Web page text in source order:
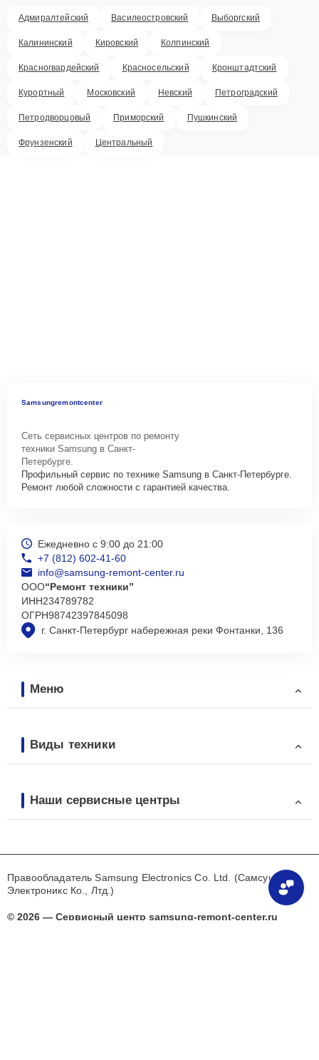
Адмиралтейский Василеостровский Выборгский
Калининский Кировский Колпинский
Красногвардейский Красносельский Кронштадтский
Курортный Московский Невский Петроградский
Петродворцовый Приморский Пушкинский
Фрунзенский Центральный
Samsungremontcenter
Сеть сервисных центров по ремонту
техники Samsung в Санкт-
Петербурге.
Профильный сервис по технике Samsung в Санкт-Петербурге.
Ремонт любой сложности с гарантией качества.
г. Санкт-Петербург набережная реки Фонтанки, 136
Ежедневно с 9:00 до 21:00
+7 (812) 602-41-60
info@samsung-remont-center.ru
ООО“Ремонт техники”
ИНН234789782
ОГРН98742397845098
Меню
Виды техники
Наши сервисные центры
Правообладатель Samsung Electronics Co. Ltd. (Самсунг
Электроникс Ко., Лтд.)
© 2026 — Сервисный центр samsung-remont-center.ru